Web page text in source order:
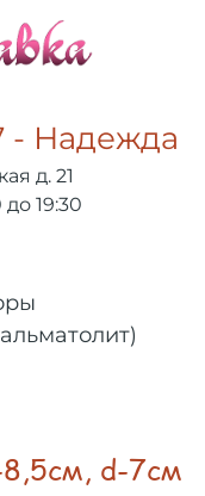
- Надежда
д. 21
19:30
8,5см, d-7см